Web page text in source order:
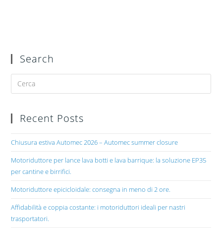
Search
Recent Posts
Chiusura estiva Automec 2026 – Automec summer closure
Motoriduttore per lance lava botti e lava barrique: la soluzione EP35
per cantine e birrifici.
Motoriduttore epicicloidale: consegna in meno di 2 ore.
Affidabilità e coppia costante: i motoriduttori ideali per nastri
trasportatori.